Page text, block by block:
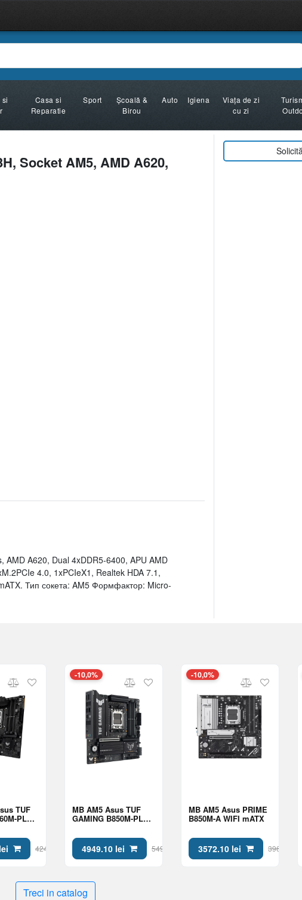
Casa si
Reparatie
Sport
Şcoală &
Birou
Auto Igiena
Viața de zi
cu zi
Socket AM5, AMD A620,
AMD A620, Dual 4xDDR5-6400, APU AMD
4.0, 1xPCIeX1, Realtek HDA 7.1,
Тип сокета: AM5 Формфактор: Micro-
TUF
PLUS
4249 lei
-10,0%
MB AM5 Asus TUF
GAMING B850M-PLUS
4949.10 lei 5499 lei
-10,0%
MB AM5 Asus PRIME
B850M-A WIFI mATX
3572.10 lei 3969 lei
Treci in catalog